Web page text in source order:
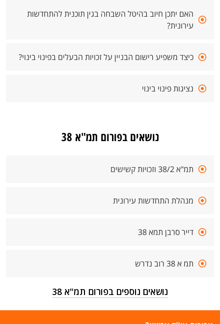
האם יתכן חיוב בהיטל השבחה בגין תוכנית להתחדשות
עירונית?
כיצד משפיע רישום הבניין על זכויות הבעלים בפינוי בינוי?
נציגות פינוי בינוי
נושאים בפורום תמ"א 38
תמ"א 38/2 וזכויות קשישים
מנהלת התחדשות עירונית
דייר סרבן תמא 38
תמ א 38 רוב נדרש
נושאים נוספים בפורום תמ"א 38